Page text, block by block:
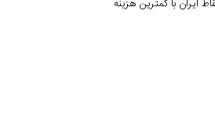
ایران با کمترین هزینه